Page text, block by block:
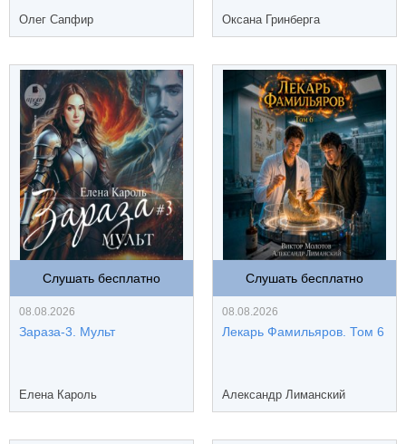
Олег Сапфир Оксана Гринберга
Слушать бесплатно
08.08.2026
Зараза-3. Мульт
Елена Кароль
Слушать бесплатно
08.08.2026
Лекарь Фамильяров. Том 6
Александр Лиманский